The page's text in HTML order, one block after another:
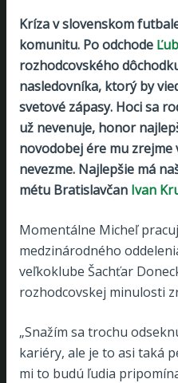
Kríza v slovenskom
komunitu. Po odchode
rozhodcovského
nasledovníka, ktorý by
svetové zápasy. Hoci sa
už nevenuje, honor
novodobej ére mu
nevezme. Najlepšie má
métu Bratislavčan Ivan
Momentálne Micheľ
medzinárodného
veľkoklube Šachťar
rozhodcovskej minulosti
„Snažím sa trochu
kariéry, ale je to asi taká
mi to budú ľudia